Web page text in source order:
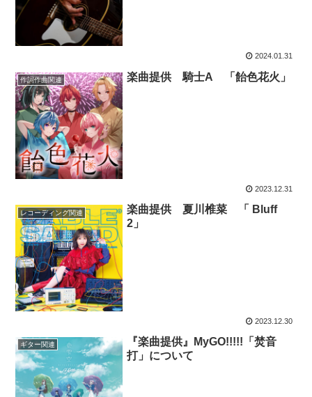
2024.01.31
作詞作曲関連 楽曲提供 騎士A 「飴色花火」
2023.12.31
レコーディング関連
楽曲提供 夏川椎菜 「 Bluff
2」
2023.12.30
ギター関連
『楽曲提供』MyGO!!!!!「焚音
打」について